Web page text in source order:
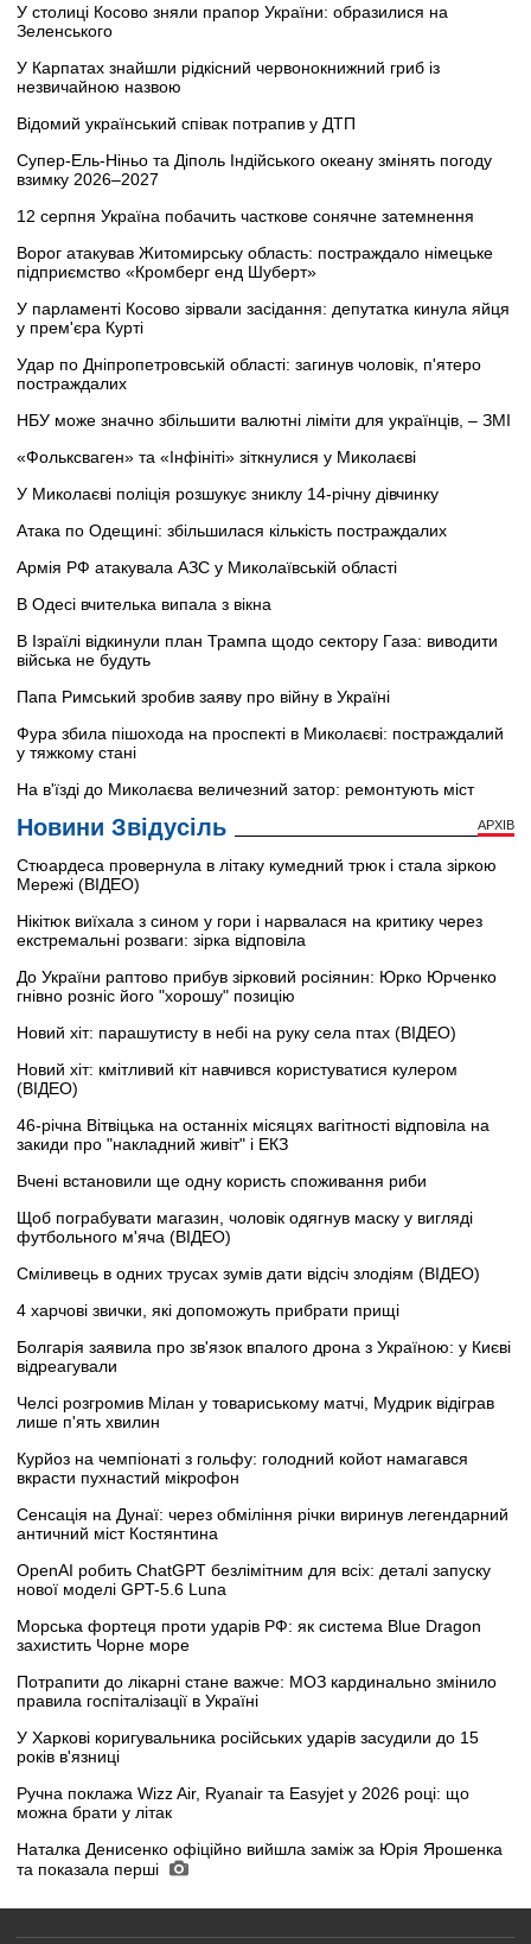
У столиці Косово зняли прапор України: образилися на
Зеленського
У Карпатах знайшли рідкісний червонокнижний гриб із
незвичайною назвою
Відомий український співак потрапив у ДТП
Супер-Ель-Ніньо та Діполь Індійського океану змінять погоду
взимку 2026–2027
12 серпня Україна побачить часткове сонячне затемнення
Ворог атакував Житомирську область: постраждало німецьке
підприємство «Кромберг енд Шуберт»
У парламенті Косово зірвали засідання: депутатка кинула яйця
у прем'єра Курті
Удар по Дніпропетровській області: загинув чоловік, п'ятеро
постраждалих
НБУ може значно збільшити валютні ліміти для українців, – ЗМІ
«Фольксваген» та «Інфініті» зіткнулися у Миколаєві
У Миколаєві поліція розшукує зниклу 14-річну дівчинку
Атака по Одещині: збільшилася кількість постраждалих
Армія РФ атакувала АЗС у Миколаївській області
В Одесі вчителька випала з вікна
В Ізраїлі відкинули план Трампа щодо сектору Газа: виводити
війська не будуть
Папа Римський зробив заяву про війну в Україні
Фура збила пішохода на проспекті в Миколаєві: постраждалий
у тяжкому стані
На в'їзді до Миколаєва величезний затор: ремонтують міст
Новини Звідусіль АРХІВ
Стюардеса провернула в літаку кумедний трюк і стала зіркою
Мережі (ВІДЕО)
Нікітюк виїхала з сином у гори і нарвалася на критику через
екстремальні розваги: зірка відповіла
До України раптово прибув зірковий росіянин: Юрко Юрченко
гнівно розніс його "хорошу" позицію
Новий хіт: парашутисту в небі на руку села птах (ВІДЕО)
Новий хіт: кмітливий кіт навчився користуватися кулером
(ВІДЕО)
46-річна Вітвіцька на останніх місяцях вагітності відповіла на
закиди про "накладний живіт" і ЕКЗ
Вчені встановили ще одну користь споживання риби
Щоб пограбувати магазин, чоловік одягнув маску у вигляді
футбольного м'яча (ВІДЕО)
Сміливець в одних трусах зумів дати відсіч злодіям (ВІДЕО)
4 харчові звички, які допоможуть прибрати прищі
Болгарія заявила про зв'язок впалого дрона з Україною: у Києві
відреагували
Челсі розгромив Мілан у товариському матчі, Мудрик відіграв
лише п'ять хвилин
Курйоз на чемпіонаті з гольфу: голодний койот намагався
вкрасти пухнастий мікрофон
Сенсація на Дунаї: через обміління річки виринув легендарний
античний міст Костянтина
OpenAI робить ChatGPT безлімітним для всіх: деталі запуску
нової моделі GPT-5.6 Luna
Морська фортеця проти ударів РФ: як система Blue Dragon
захистить Чорне море
Потрапити до лікарні стане важче: МОЗ кардинально змінило
правила госпіталізації в Україні
У Харкові коригувальника російських ударів засудили до 15
років в'язниці
Ручна поклажа Wizz Air, Ryanair та Easyjet у 2026 році: що
можна брати у літак
Наталка Денисенко офіційно вийшла заміж за Юрія Ярошенка
та показала перші